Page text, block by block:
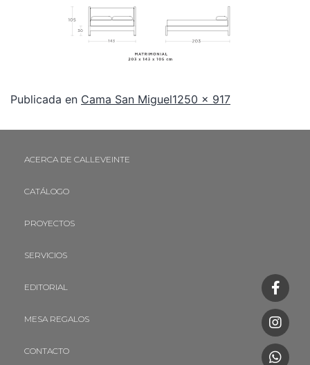
Publicada en Cama San Miguel1250 × 917
ACERCA DE CALLEVEINTE
CATÁLOGO
PROYECTOS
SERVICIOS
EDITORIAL
MESA REGALOS
CONTACTO